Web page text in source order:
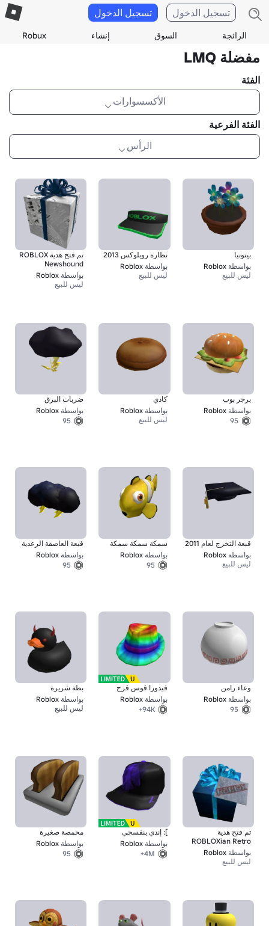
الرائجة السوق إنشاء Robux
تسجيل الدخول تسجيل الدخول
مفضلة LMQ
الفئة
الأكسسوارات
الفئة الفرعية
الرأس
تم فتح هدية ROBLOX
Newshound
بواسطة Roblox
ليس للبيع
نظارة روبلوكس 2013
بواسطة Roblox
ليس للبيع
بيتونيا
بواسطة Roblox
ليس للبيع
ضربات البرق
بواسطة Roblox
95
كادي
بواسطة Roblox
ليس للبيع
برجر بوب
بواسطة Roblox
95
قبعة العاصفة الرعدية
بواسطة Roblox
95
سمكة سمكة سمكة
بواسطة Roblox
95
قبعة التخرج لعام 2011
بواسطة Roblox
ليس للبيع
بطة شريرة
بواسطة Roblox
ليس للبيع
فيدورا قوس قزح
بواسطة Roblox
94K+
وعاء رامن
بواسطة Roblox
95
محمصة صغيرة
بواسطة Roblox
95
]: إندي بنفسجي
بواسطة Roblox
4M+
تم فتح هدية
ROBLOXian Retro
من Yesteryore
بواسطة Roblox
ليس للبيع